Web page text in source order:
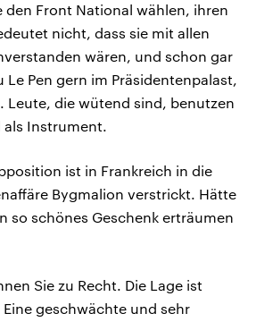
den Front National wählen, ihren
nicht, dass sie mit allen
wären, und schon gar
Le Pen gern im Präsidentenpalast,
Leute, die wütend sind, benutzen
als Instrument.
ist in Frankreich in die
Bygmalion verstrickt. Hätte
so schönes Geschenk erträumen
Sie zu Recht. Die Lage ist
geschwächte und sehr